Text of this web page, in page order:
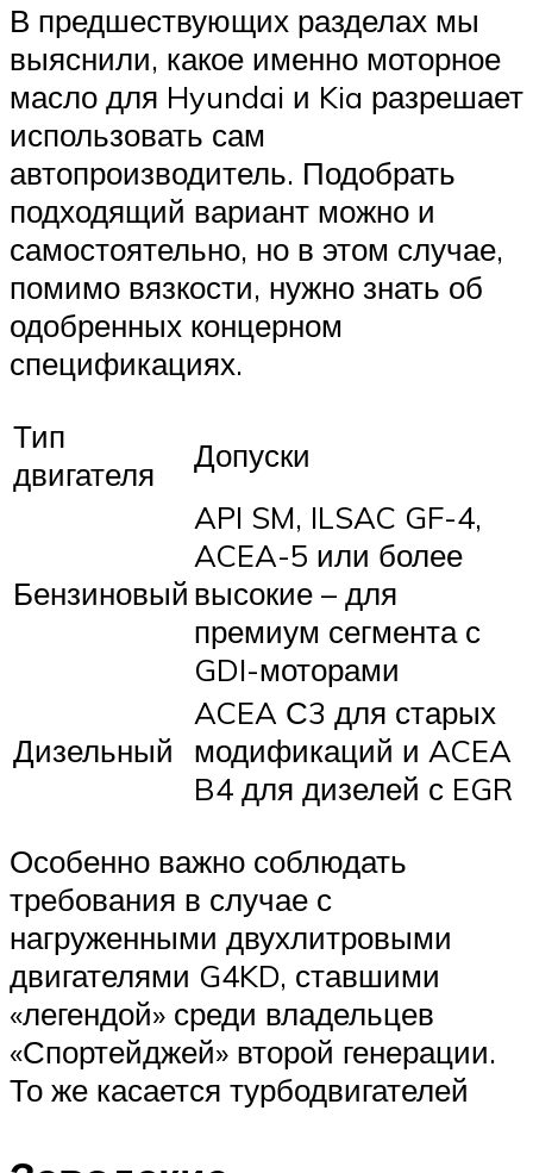
В предшествующих разделах мы
выяснили, какое именно моторное
масло для Hyundai и Kia разрешает
использовать сам
автопроизводитель. Подобрать
подходящий вариант можно и
самостоятельно, но в этом случае,
помимо вязкости, нужно знать об
одобренных концерном
спецификациях.
Тип
двигателя
Допуски
Бензиновый
API SM, ILSAC GF-4,
ACEA-5 или более
высокие – для
премиум сегмента с
GDI-моторами
Дизельный
ACEA С3 для старых
модификаций и ACEA
B4 для дизелей с EGR
Особенно важно соблюдать
требования в случае с
нагруженными двухлитровыми
двигателями G4KD, ставшими
«легендой» среди владельцев
«Спортейджей» второй генерации.
То же касается турбодвигателей